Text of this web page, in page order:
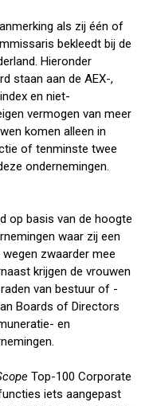
als zij één of
bekleedt bij de
Hieronder
staan aan de AEX-,
en niet-
vermogen van meer
komen alleen in
of tenminste twee
ondernemingen.
op basis van de hoogte
waar zij een
zwaarder mee
krijgen de vrouwen
van bestuur of -
Boards of Directors
en
Top-100 Corporate
iets aangepast